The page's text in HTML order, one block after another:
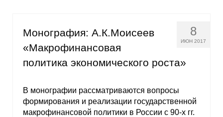
8
ИЮН 2017
Монография: А.К.Моисеев
«Макрофинансовая
политика экономического роста»
В монографии рассматриваются вопросы
формирования и реализации государственной
макрофинансовой политики в России с 90-х гг.